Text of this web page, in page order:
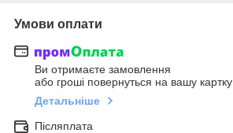
Умови оплати
Ви отримаєте замовлення
або гроші повернуться на вашу картку
Детальніше
Післяплата